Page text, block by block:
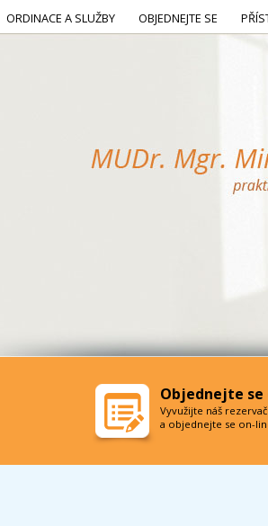
ORDINACE A SLUŽBY OBJEDNEJTE SE
Objednejte se
Vyvužijte náš
a objednejte se on-